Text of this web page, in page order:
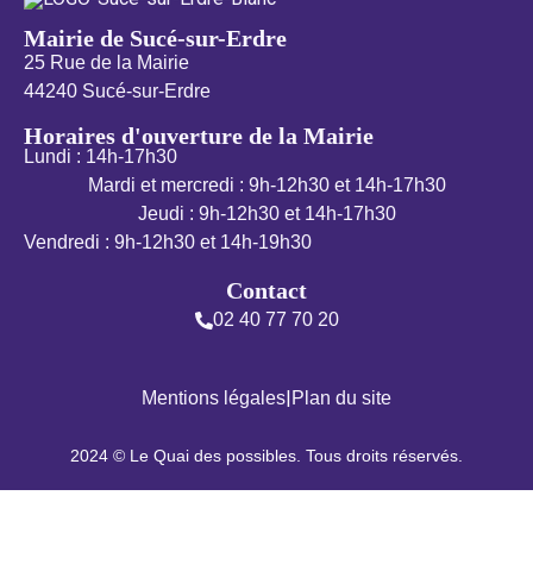
Mairie de Sucé-sur-Erdre
25 Rue de la Mairie
44240 Sucé-sur-Erdre
Horaires d'ouverture de la Mairie
Lundi : 14h-17h30
Mardi et mercredi : 9h-12h30 et 14h-17h30
Jeudi : 9h-12h30 et 14h-17h30
Vendredi : 9h-12h30 et 14h-19h30
Contact
02 40 77 70 20
Mentions légales|Plan du site
2024 © Le Quai des possibles. Tous droits réservés.